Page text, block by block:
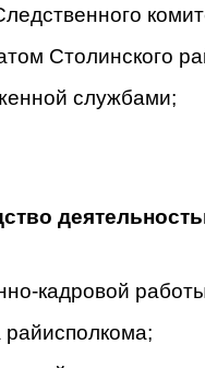
Столинского
службами;
кадровой